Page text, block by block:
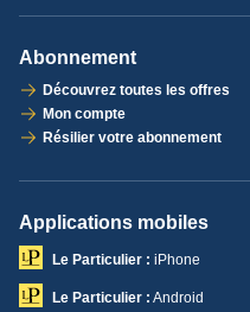
Abonnement
Découvrez toutes les offres
Mon compte
Résilier votre abonnement
Applications mobiles
Le Particulier : iPhone
Le Particulier : Android